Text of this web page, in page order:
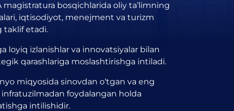
magistratura bosqichlarida oliy ta’limning
iqtisodiyot, menejment va turizm
taklif etadi.
izlanishlar va innovatsiyalar bilan
qarashlariga moslashtirishga intiladi.
miqyosida sinovdan o‘tgan va eng
foydalangan holda
intilishidir.